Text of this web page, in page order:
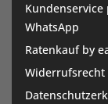
Kundenservice
WhatsApp
Ratenkauf by
Widerrufsrecht